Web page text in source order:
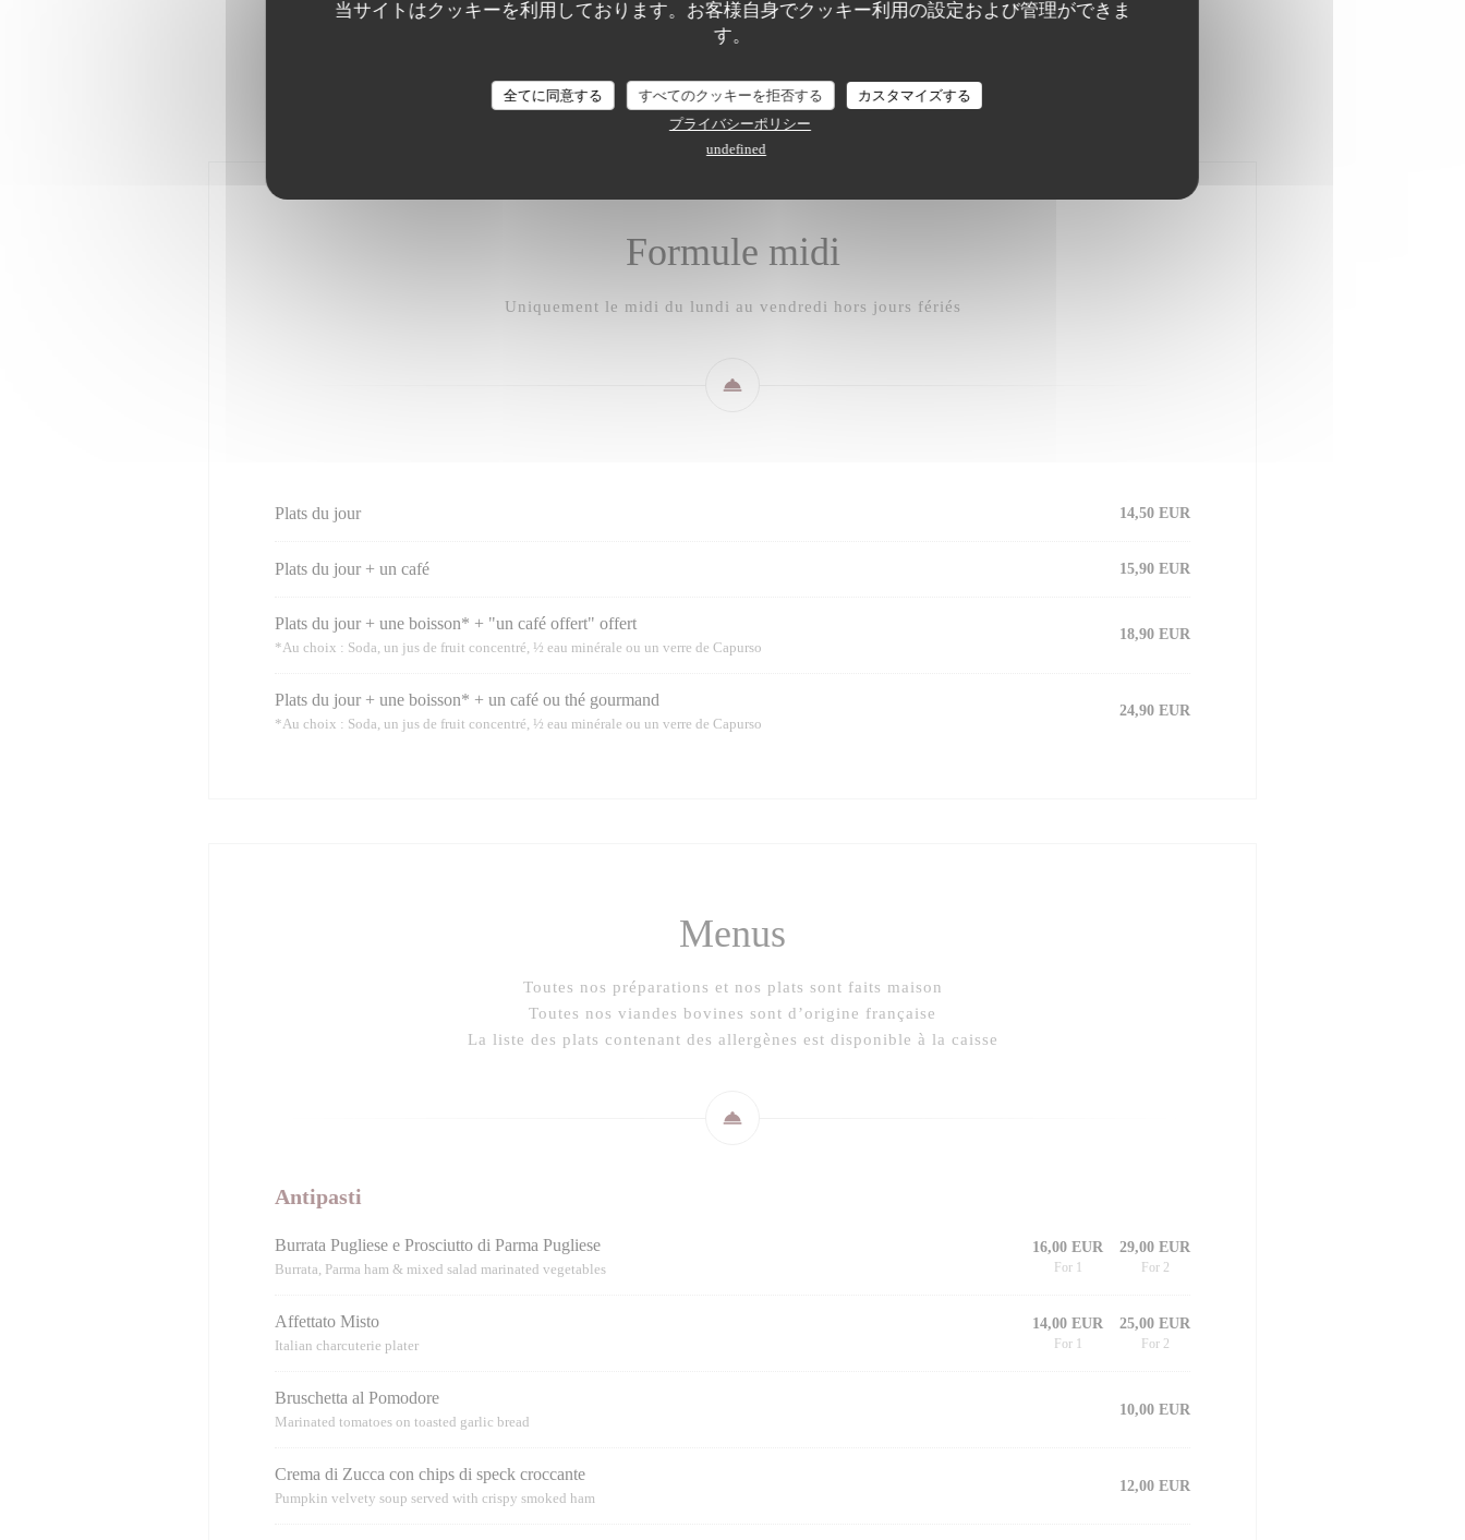
当サイトはクッキーを利用しております。お客様自身でクッキー利用の設定および管理ができま
す。
全てに同意する すべてのクッキーを拒否する
カスタマイズする
プライバシーポリシー
undefined
Formule midi Menus
Formule midi
Uniquement le midi du lundi au vendredi hors jours fériés
Plats du jour 14,50 EUR
Plats du jour + un café 15,90 EUR
Plats du jour + une boisson* + "un café offert" offert
*Au choix : Soda, un jus de fruit concentré, ½ eau minérale ou un verre de Capurso
18,90 EUR
Plats du jour + une boisson* + un café ou thé gourmand
*Au choix : Soda, un jus de fruit concentré, ½ eau minérale ou un verre de Capurso
24,90 EUR
Menus
Toutes nos préparations et nos plats sont faits maison
Toutes nos viandes bovines sont d’origine française
La liste des plats contenant des allergènes est disponible à la caisse
Antipasti
Burrata Pugliese e Prosciutto di Parma Pugliese
Burrata, Parma ham & mixed salad marinated vegetables
16,00 EUR
For 1
29,00 EUR
For 2
Affettato Misto
Italian charcuterie plater
14,00 EUR
For 1
25,00 EUR
For 2
Bruschetta al Pomodore
Marinated tomatoes on toasted garlic bread
10,00 EUR
Crema di Zucca con chips di speck croccante
Pumpkin velvety soup served with crispy smoked ham
12,00 EUR